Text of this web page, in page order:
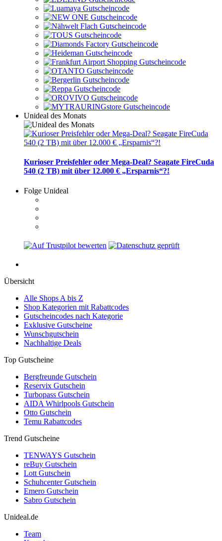
Unideal des Monats
Kurioser Preisfehler oder Mega-Deal? Seagate FireCuda
540 (2 TB) mit über 12.000 € „Ersparnis“?!
Folge Unideal
Übersicht
Alle Shops A bis Z
Shop Kategorien mit Rabattcodes
Gutscheincodes nach Kategorie
Exklusive Gutscheine
Wunschgutschein
Nachhaltige Deals
Top Gutscheine
Bergfreunde Gutschein
Reservix Gutschein
Turbopass Gutschein
AIDA Whirlpools Gutschein
Otto Gutschein
Temu Rabattcodes
Trend Gutscheine
TENWAYS Gutschein
reBuy Gutschein
Lott Gutschein
Schuhcenter Gutschein
Emero Gutschein
Sabro Gutschein
Unideal.de
Team